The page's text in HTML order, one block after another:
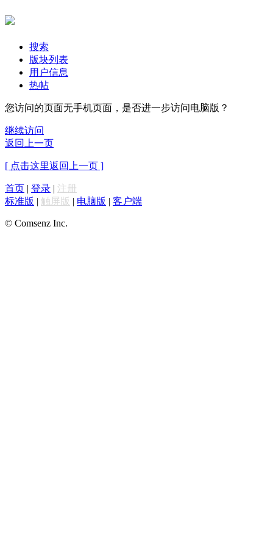
搜索
版块列表
用户信息
热帖
您访问的页面无手机页面，是否进一步访问电脑版？
继续访问
返回上一页
[ 点击这里返回上一页 ]
首页 | 登录 | 注册
标准版 | 触屏版 | 电脑版 | 客户端
© Comsenz Inc.